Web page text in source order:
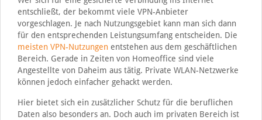
entschließt, der bekommt viele VPN-Anbieter
vorgeschlagen. Je nach Nutzungsgebiet kann man sich dann
für den entsprechenden Leistungsumfang entscheiden. Die
meisten VPN-Nutzungenentstehen aus dem geschäftlichen
Bereich. Gerade in Zeiten von Homeoffice sind viele
Angestellte von Daheim aus tätig. Private WLAN-Netzwerke
können jedoch einfacher gehackt werden.
Hier bietet sich ein zusätzlicher Schutz für die beruflichen
Daten also besonders an. Doch auch im privaten Bereich ist